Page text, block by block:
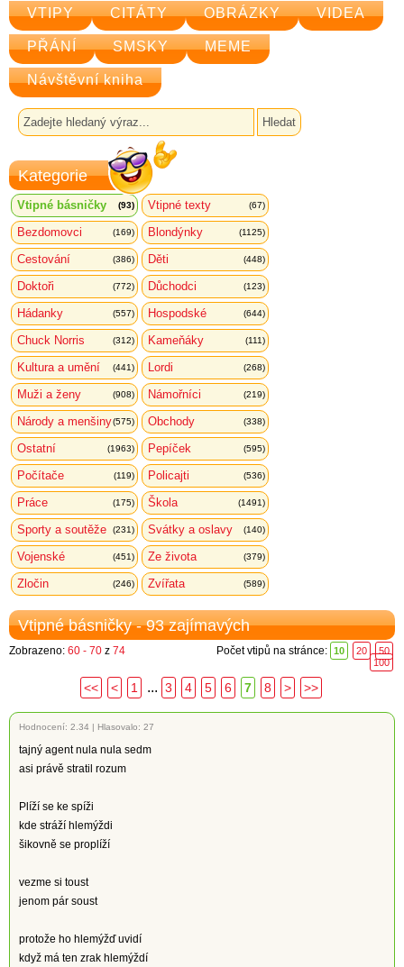
VTIPY CITÁTY OBRÁZKY VIDEA
PŘÁNÍ SMSKY MEME
Návštěvní kniha
Kategorie
Vtipné básničky (93) Vtipné texty (67)
Bezdomovci (169) Blondýnky (1125)
Cestování (386) Děti (448)
Doktoři (772) Důchodci (123)
Hádanky (557) Hospodské (644)
Chuck Norris (312) Kameňáky (111)
Kultura a umění (441) Lordi (268)
Muži a ženy (908) Námořníci (219)
Národy a menšiny(575) Obchody (338)
Ostatní (1963) Pepíček (595)
Počítače (119) Policajti (536)
Práce (175) Škola (1491)
Sporty a soutěže (231) Svátky a oslavy (140)
Vojenské (451) Ze života (379)
Zločin (246) Zvířata (589)
Vtipné básničky - 93 zajímavých
Zobrazeno: 60 - 70 z 74 Počet vtipů na stránce: 10 20
50
100
<< < 1 ... 3 4 5 6 7 8 > >>
Hodnocení: 2.34 | Hlasovalo: 27
tajný agent nula nula sedm
asi právě stratil rozum
Plíží se ke spíži
kde stráží hlemýždi
šikovně se proplíží
vezme si toust
jenom pár soust
protože ho hlemýžď uvidí
když má ten zrak hlemýždí